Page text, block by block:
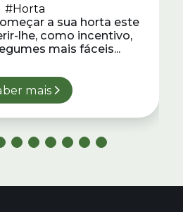
#Horta
a sua horta este
lhe, como incentivo,
mais fáceis...
mais